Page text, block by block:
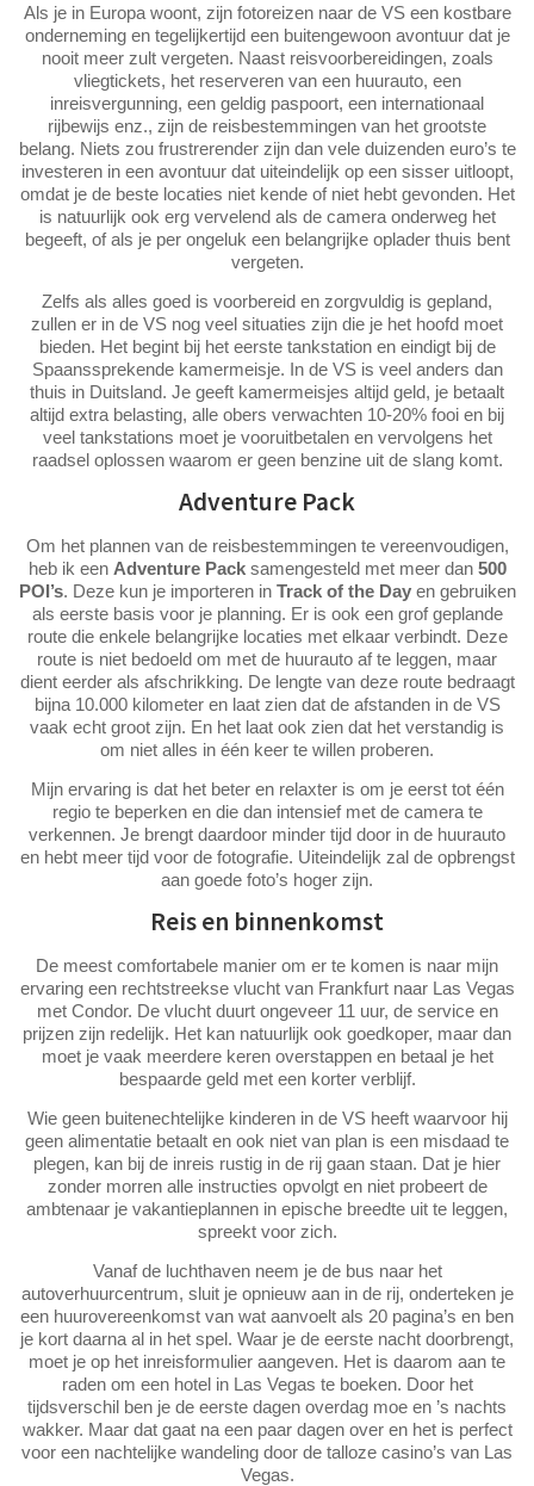
Als je in Europa woont, zijn fotoreizen naar de VS een kostbare
onderneming en tegelijkertijd een buitengewoon avontuur dat je
nooit meer zult vergeten. Naast reisvoorbereidingen, zoals
vliegtickets, het reserveren van een huurauto, een
inreisvergunning, een geldig paspoort, een internationaal
rijbewijs enz., zijn de reisbestemmingen van het grootste
belang. Niets zou frustrerender zijn dan vele duizenden euro’s te
investeren in een avontuur dat uiteindelijk op een sisser uitloopt,
omdat je de beste locaties niet kende of niet hebt gevonden. Het
is natuurlijk ook erg vervelend als de camera onderweg het
begeeft, of als je per ongeluk een belangrijke oplader thuis bent
vergeten.
Zelfs als alles goed is voorbereid en zorgvuldig is gepland,
zullen er in de VS nog veel situaties zijn die je het hoofd moet
bieden. Het begint bij het eerste tankstation en eindigt bij de
Spaanssprekende kamermeisje. In de VS is veel anders dan
thuis in Duitsland. Je geeft kamermeisjes altijd geld, je betaalt
altijd extra belasting, alle obers verwachten 10-20% fooi en bij
veel tankstations moet je vooruitbetalen en vervolgens het
raadsel oplossen waarom er geen benzine uit de slang komt.
Adventure Pack
Om het plannen van de reisbestemmingen te vereenvoudigen,
heb ik een Adventure Packsamengesteld met meer dan 500
POI’s. Deze kun je importeren in Track of the Dayen gebruiken
als eerste basis voor je planning. Er is ook een grof geplande
route die enkele belangrijke locaties met elkaar verbindt. Deze
route is niet bedoeld om met de huurauto af te leggen, maar
dient eerder als afschrikking. De lengte van deze route bedraagt
bijna 10.000 kilometer en laat zien dat de afstanden in de VS
vaak echt groot zijn. En het laat ook zien dat het verstandig is
om niet alles in één keer te willen proberen.
Mijn ervaring is dat het beter en relaxter is om je eerst tot één
regio te beperken en die dan intensief met de camera te
verkennen. Je brengt daardoor minder tijd door in de huurauto
en hebt meer tijd voor de fotografie. Uiteindelijk zal de opbrengst
aan goede foto’s hoger zijn.
Reis en binnenkomst
De meest comfortabele manier om er te komen is naar mijn
ervaring een rechtstreekse vlucht van Frankfurt naar Las Vegas
met Condor. De vlucht duurt ongeveer 11 uur, de service en
prijzen zijn redelijk. Het kan natuurlijk ook goedkoper, maar dan
moet je vaak meerdere keren overstappen en betaal je het
bespaarde geld met een korter verblijf.
Wie geen buitenechtelijke kinderen in de VS heeft waarvoor hij
geen alimentatie betaalt en ook niet van plan is een misdaad te
plegen, kan bij de inreis rustig in de rij gaan staan. Dat je hier
zonder morren alle instructies opvolgt en niet probeert de
ambtenaar je vakantieplannen in epische breedte uit te leggen,
spreekt voor zich.
Vanaf de luchthaven neem je de bus naar het
autoverhuurcentrum, sluit je opnieuw aan in de rij, onderteken je
een huurovereenkomst van wat aanvoelt als 20 pagina’s en ben
je kort daarna al in het spel. Waar je de eerste nacht doorbrengt,
moet je op het inreisformulier aangeven. Het is daarom aan te
raden om een hotel in Las Vegas te boeken. Door het
tijdsverschil ben je de eerste dagen overdag moe en ’s nachts
wakker. Maar dat gaat na een paar dagen over en het is perfect
voor een nachtelijke wandeling door de talloze casino’s van Las
Vegas.